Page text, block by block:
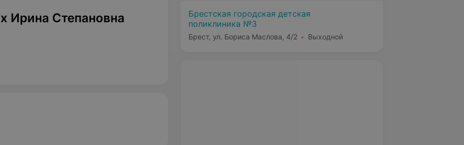
Ирина Степановна
Брестская городская детская
поликлиника №3
Брест, ул. Бориса Маслова, 4/2 Выходной